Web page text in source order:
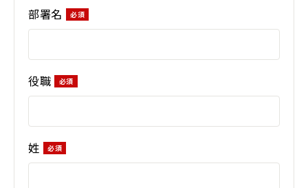
部署名
役職
姓